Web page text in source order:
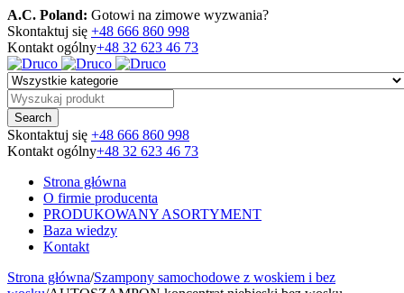
A.C. Poland: Gotowi na zimowe wyzwania?
Skontaktuj się +48 666 860 998
Kontakt ogólny+48 32 623 46 73
Skontaktuj się +48 666 860 998
Kontakt ogólny+48 32 623 46 73
Strona główna
O firmie producenta
PRODUKOWANY ASORTYMENT
Baza wiedzy
Kontakt
Strona główna/Szampony samochodowe z woskiem i bez